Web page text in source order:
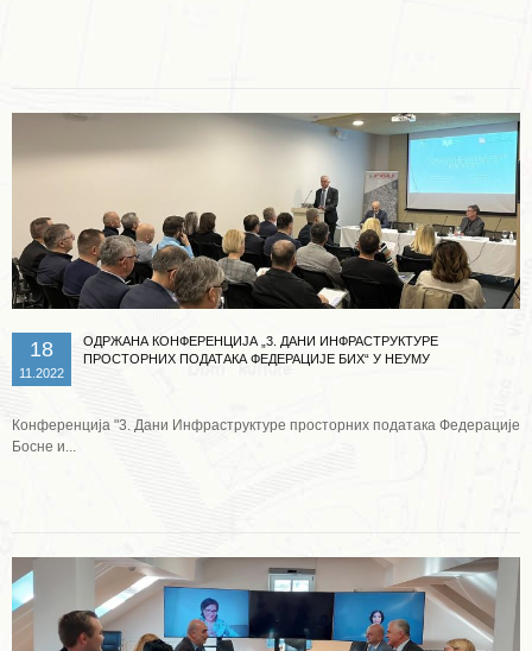
18
11.2022
ОДРЖАНА КОНФЕРЕНЦИЈА „3. ДАНИ ИНФРАСТРУКТУРЕ
ПРОСТОРНИХ ПОДАТАКА ФЕДЕРАЦИЈЕ БИХ“ У НЕУМУ
Конференција "3. Дани Инфраструктуре просторних података Федерације
Босне и...